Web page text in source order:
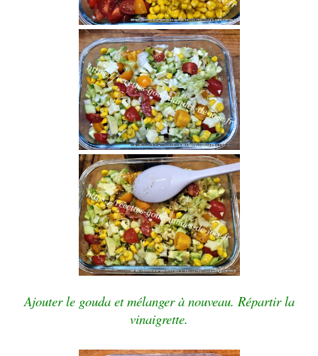
Ajouter le gouda et mélanger à nouveau. Répartir la
vinaigrette.